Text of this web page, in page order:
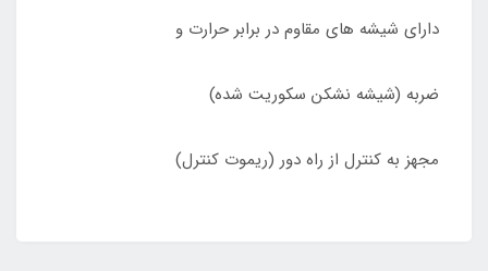
دارای شیشه های مقاوم در برابر حرارت و
ضربه (شیشه نشکن سکوریت شده)
مجهز به کنترل از راه دور (ریموت کنترل)